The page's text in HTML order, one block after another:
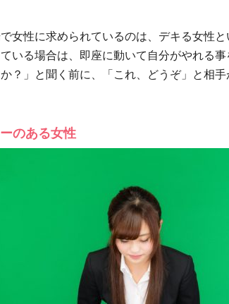
女性に求められているのは、デキる女性
いる場合は、即座に動いて自分がやれる
か？」と聞く前に、「これ、どうぞ」と相
のある女性